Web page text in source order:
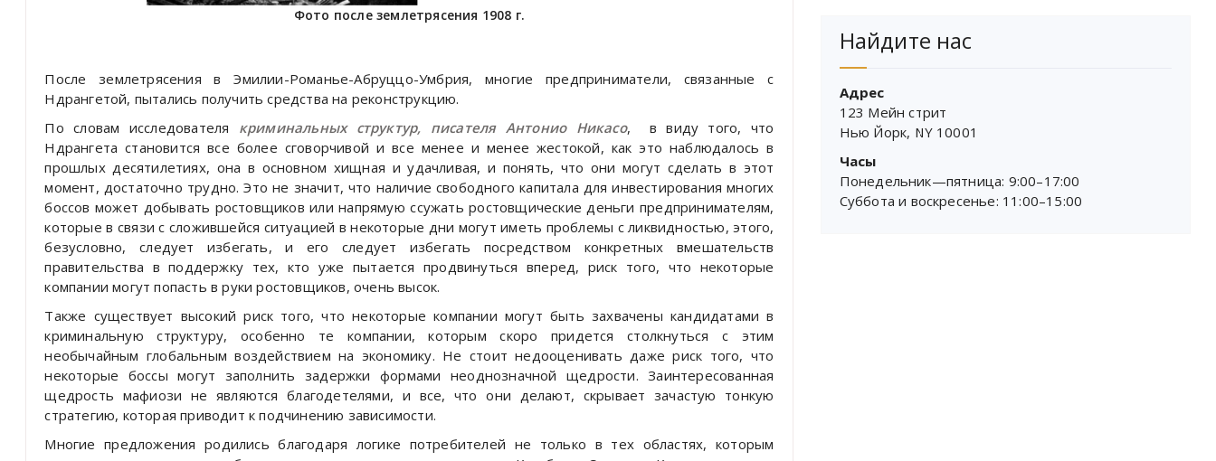
Фото после землетрясения 1908 г.
После землетрясения в Эмилии-Романье-Абруццо-Умбрия, многие предприниматели, связанные с
Ндрангетой, пытались получить средства на реконструкцию.
По словам исследователя криминальных структур, писателя Антонио Никасо, в виду того, что
Ндрангета становится все более сговорчивой и все менее и менее жестокой, как это наблюдалось в
прошлых десятилетиях, она в основном хищная и удачливая, и понять, что они могут сделать в этот
момент, достаточно трудно. Это не значит, что наличие свободного капитала для инвестирования многих
боссов может добывать ростовщиков или напрямую ссужать ростовщические деньги предпринимателям,
которые в связи с сложившейся ситуацией в некоторые дни могут иметь проблемы с ликвидностью, этого,
безусловно, следует избегать, и его следует избегать посредством конкретных вмешательств
правительства в поддержку тех, кто уже пытается продвинуться вперед, риск того, что некоторые
компании могут попасть в руки ростовщиков, очень высок.
Также существует высокий риск того, что некоторые компании могут быть захвачены кандидатами в
криминальную структуру, особенно те компании, которым скоро придется столкнуться с этим
необычайным глобальным воздействием на экономику. Не стоит недооценивать даже риск того, что
некоторые боссы могут заполнить задержки формами неоднозначной щедрости. Заинтересованная
щедрость мафиози не являются благодетелями, и все, что они делают, скрывает зачастую тонкую
стратегию, которая приводит к подчинению зависимости.
Многие предложения родились благодаря логике потребителей не только в тех областях, которым
Найдите нас
Адрес
123 Мейн стрит
Нью Йорк, NY 10001
Часы
Понедельник—пятница: 9:00–17:00
Суббота и воскресенье: 11:00–15:00